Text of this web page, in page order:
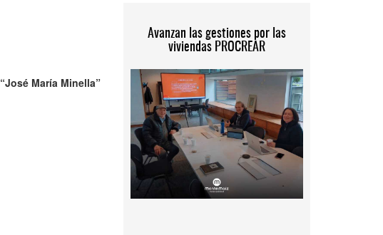
María Minella”
Avanzan las gestiones por las
viviendas PROCREAR